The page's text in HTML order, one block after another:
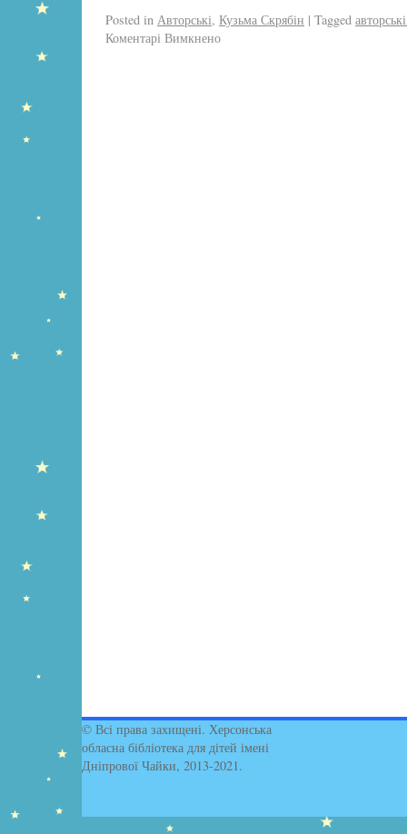
Posted in Авторські, Кузьма Скрябін | Tagged
Коментарі Вимкнено
© Всі права захищені. Херсонська
обласна бібліотека для дітей імені
Дніпрової Чайки, 2013-2021.